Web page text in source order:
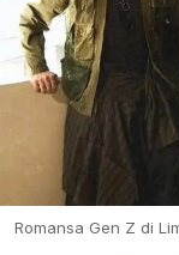
Romansa Gen Z di